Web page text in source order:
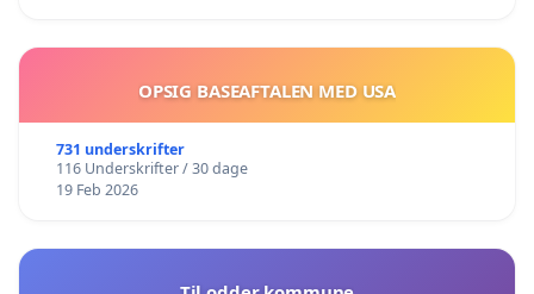
OPSIG BASEAFTALEN MED USA
731 underskrifter
116 Underskrifter / 30 dage
19 Feb 2026